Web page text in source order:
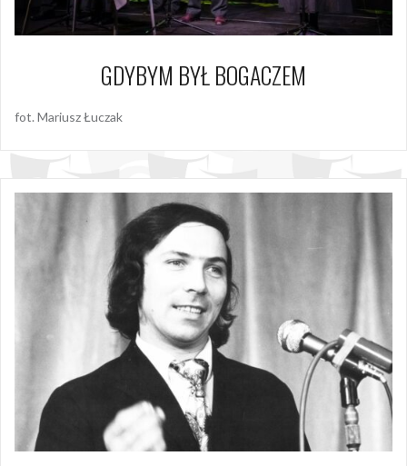
GDYBYM BYŁ BOGACZEM
fot. Mariusz Łuczak